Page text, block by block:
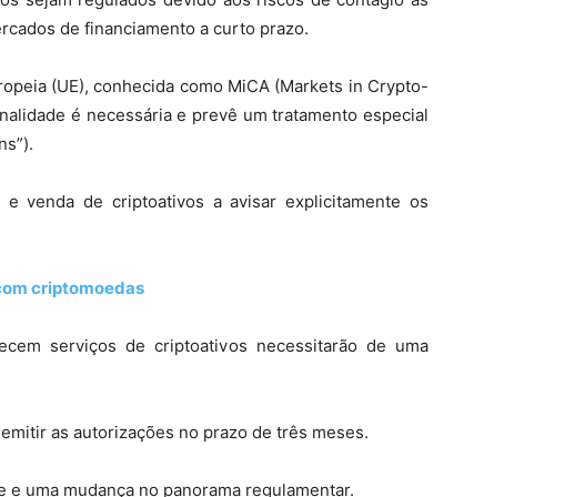
de financiamento a curto prazo.
(UE), conhecida como MiCA (Markets in Crypto-
é necessária e prevê um tratamento especial
venda de criptoativos a avisar explicitamente os
criptomoedas
serviços de criptoativos necessitarão de uma
as autorizações no prazo de três meses.
uma mudança no panorama regulamentar.